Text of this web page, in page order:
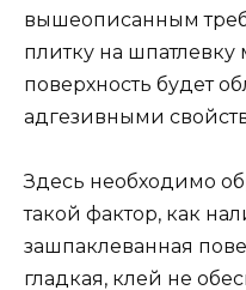
вышеописанным
плитку на шпатлевку
поверхность будет
адгезивными
Здесь необходимо
такой фактор, как
зашпаклеванная
гладкая, клей не